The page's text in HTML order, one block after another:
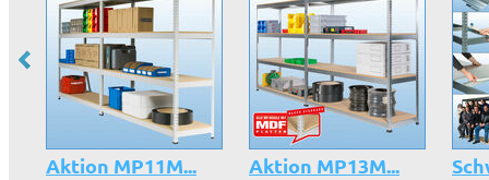
Aktion MP11M... Aktion MP13M...